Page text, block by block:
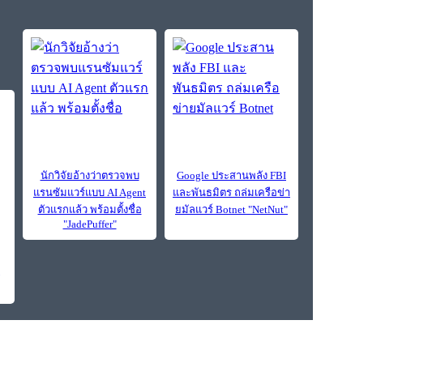
นักวิจัยอ้างว่าตรวจพบ
แรนซัมแวร์แบบ AI Agent
ตัวแรกแล้ว พร้อมตั้งชื่อ
"JadePuffer"
Google ประสานพลัง FBI
และพันธมิตร ถล่มเครือข่า
ยมัลแวร์ Botnet "NetNut"